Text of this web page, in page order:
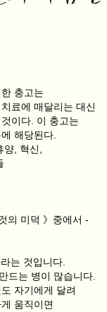
충고는
료에 매달리는 대신
이다. 이 충고는
해당된다.
, 혁신,
의 미덕 》중에서 -
는 것입니다.
드는 병이 많습니다.
자기에게 달려
움직이면